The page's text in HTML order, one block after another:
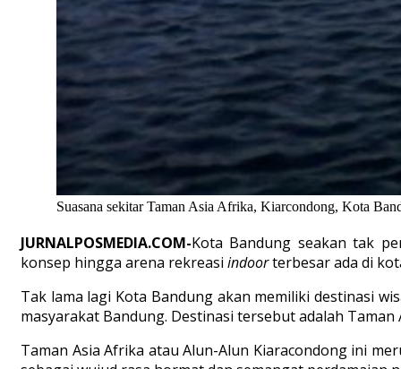
Suasana sekitar Taman Asia Afrika, Kiarcondong, Kota
JURNALPOSMEDIA.COM-Kota Bandung seakan tak
konsep hingga arena rekreasi indoorterbesar ada di
Tak lama lagi Kota Bandung akan memiliki destinasi
masyarakat Bandung. Destinasi tersebut adalah Taman
Taman Asia Afrika atau Alun-Alun Kiaracondong ini